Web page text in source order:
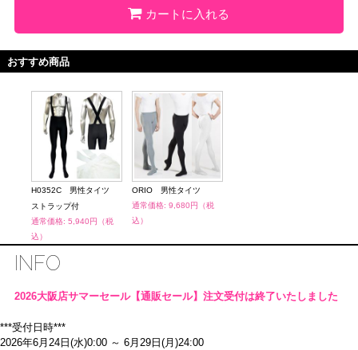
カートに入れる
おすすめ商品
H0352C 男性タイツ
ストラップ付
通常価格: 5,940円（税
込）
ORIO 男性タイツ
通常価格: 9,680円（税
込）
INFO
2026大阪店サマーセール【通販セール】注文受付は終了いたしました
***受付日時***
2026年6月24日(水)0:00 ～ 6月29日(月)24:00